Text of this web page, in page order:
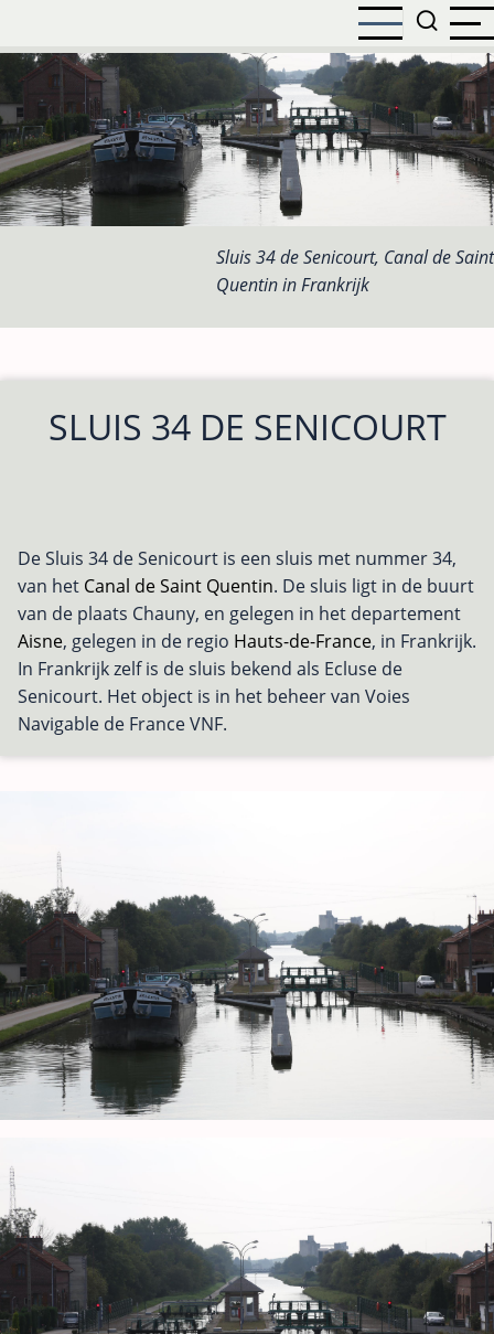
naar
inhoud
gaan
Sluis 34 de Senicourt, Canal de Saint
Quentin in Frankrijk
SLUIS 34 DE SENICOURT
De Sluis 34 de Senicourt is een sluis met nummer 34,
van het Canal de Saint Quentin. De sluis ligt in de buurt
van de plaats Chauny, en gelegen in het departement
Aisne, gelegen in de regio Hauts-de-France, in Frankrijk.
In Frankrijk zelf is de sluis bekend als Ecluse de
Senicourt. Het object is in het beheer van Voies
Navigable de France VNF.